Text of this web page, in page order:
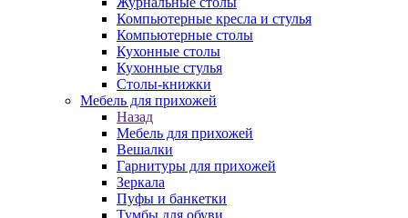
Компьютерные кресла и стулья
Компьютерные столы
Кухонные столы
Кухонные стулья
Столы-книжки
Мебель для прихожей
Назад
Мебель для прихожей
Вешалки
Гарнитуры для прихожей
Зеркала
Пуфы и банкетки
Тумбы для обуви